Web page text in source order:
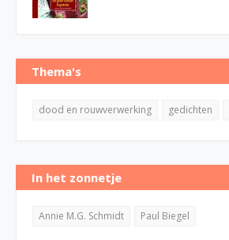
Thema's
dood en rouwverwerking gedichten
In het zonnetje
Annie M.G. Schmidt Paul Biegel